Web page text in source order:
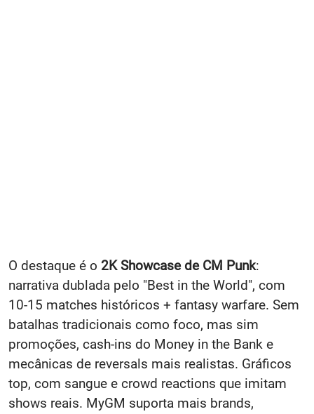
O destaque é o 2K Showcase de CM Punk:
narrativa dublada pelo "Best in the World", com
10-15 matches históricos + fantasy warfare. Sem
batalhas tradicionais como foco, mas sim
promoções, cash-ins do Money in the Bank e
mecânicas de reversals mais realistas. Gráficos
top, com sangue e crowd reactions que imitam
shows reais. MyGM suporta mais brands,